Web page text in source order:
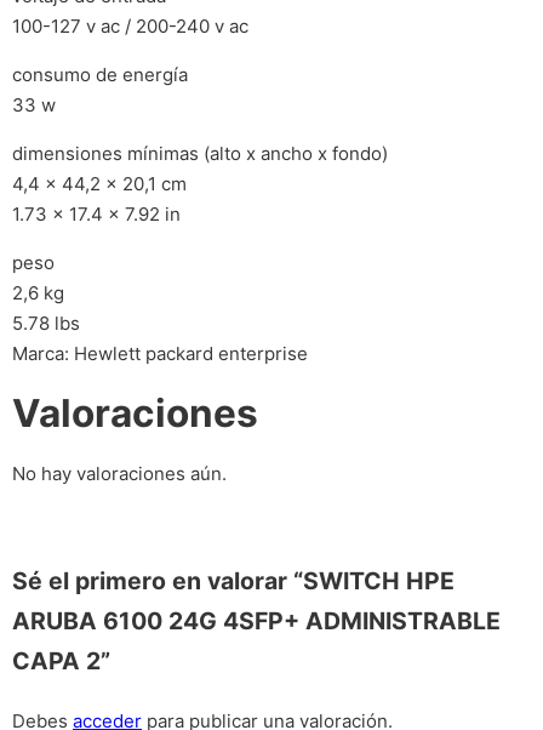
100-127 v ac / 200-240 v ac
consumo de energía
33 w
dimensiones mínimas (alto x ancho x fondo)
4,4 x 44,2 x 20,1 cm
1.73 x 17.4 x 7.92 in
peso
2,6 kg
5.78 lbs
Marca: Hewlett packard enterprise
Valoraciones
No hay valoraciones aún.
Sé el primero en valorar “SWITCH HPE
ARUBA 6100 24G 4SFP+ ADMINISTRABLE
CAPA 2”
Debes acceder para publicar una valoración.